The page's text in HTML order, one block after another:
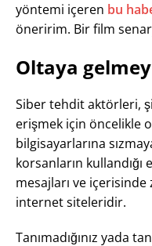
yöntemi içeren bu
öneririm. Bir film
Oltaya
Siber tehdit aktörleri,
erişmek için öncelikle o
bilgisayarlarına
korsanların
mesajları ve içerisinde
internet siteleridir.
Tanımadığınız yada